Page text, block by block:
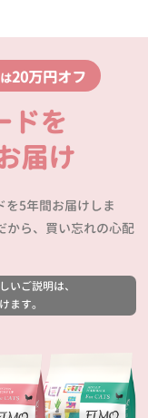
20万円オフ
ドを
届け
を5年間お届けしま
から、買い忘れの心配
いご説明は、
ます。